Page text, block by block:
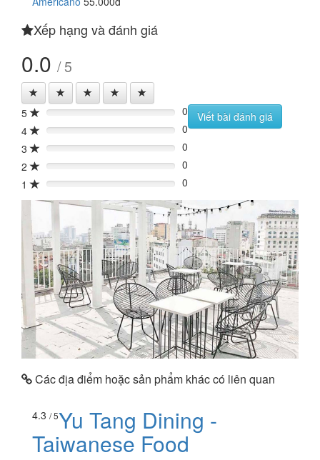
Xếp hạng và đánh giá
0.0 / 5
5 0%
0
4
0%
0
3
0%
0
2
0%
0
1
0% 0
Viết bài đánh giá
Các địa điểm hoặc sản phẩm khác có liên quan
4.3 / 5Yu Tang Dining -
Taiwanese Food